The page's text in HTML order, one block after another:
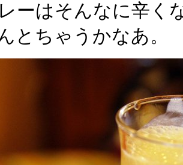
ーはそんなに辛く
とちゃうかなあ。